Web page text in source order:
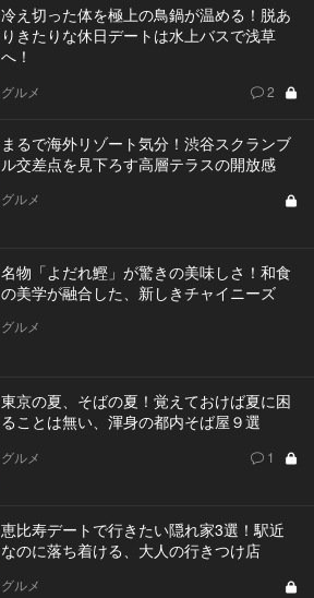
冷え切った体を極上の鳥鍋が温める！脱あ
りきたりな休日デートは水上バスで浅草
へ！
グルメ 2
まるで海外リゾート気分！渋谷スクランブ
ル交差点を見下ろす高層テラスの開放感
グルメ
名物「よだれ鰹」が驚きの美味しさ！和食
の美学が融合した、新しきチャイニーズ
グルメ
東京の夏、そばの夏！覚えておけば夏に困
ることは無い、渾身の都内そば屋９選
グルメ 1
恵比寿デートで行きたい隠れ家3選！駅近
なのに落ち着ける、大人の行きつけ店
グルメ